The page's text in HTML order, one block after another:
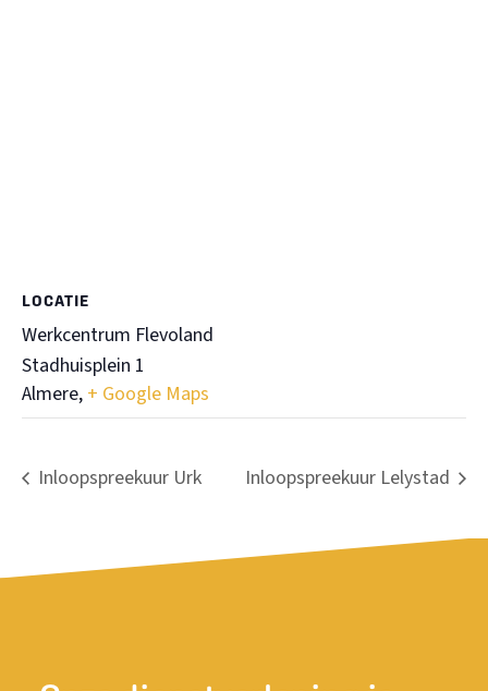
LOCATIE
Werkcentrum Flevoland
Stadhuisplein 1
Almere, + Google Maps
Inloopspreekuur Urk Inloopspreekuur Lelystad